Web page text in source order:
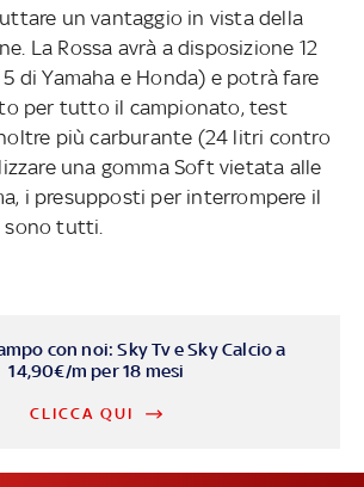
un vantaggio in vista della
La Rossa avrà a disposizione 12
di Yamaha e Honda) e potrà fare
per tutto il campionato, test
più carburante (24 litri contro
una gomma Soft vietata alle
i presupposti per interrompere il
sono tutti.
con noi: Sky Tv e Sky Calcio a
14,90€/m per 18 mesi
CLICCA QUI